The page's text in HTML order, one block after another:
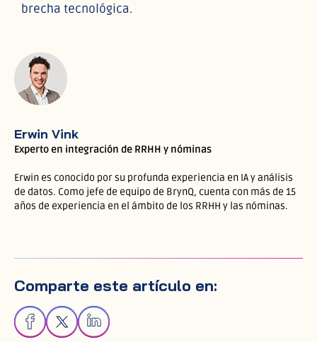
brecha tecnológica.
Erwin Vink
Experto en integración de RRHH y nóminas
Erwin es conocido por su profunda experiencia en IA y análisis
de datos. Como jefe de equipo de BrynQ, cuenta con más de 15
años de experiencia en el ámbito de los RRHH y las nóminas.
Comparte este artículo en: